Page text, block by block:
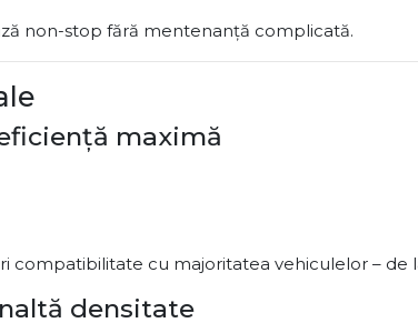
non-stop fără mentenanță complicată.
maximă
cu majoritatea vehiculelor – de
densitate